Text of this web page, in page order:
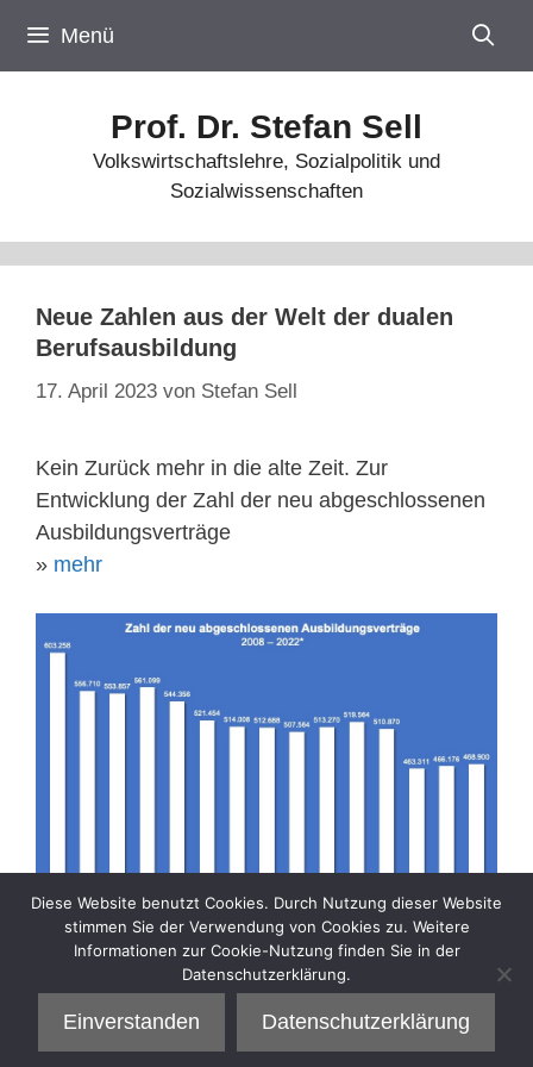
Inhalt
springen
Menü
Prof. Dr. Stefan Sell
Volkswirtschaftslehre, Sozialpolitik und
Sozialwissenschaften
Neue Zahlen aus der Welt der dualen
Berufsausbildung
17. April 2023 von Stefan Sell
Kein Zurück mehr in die alte Zeit. Zur
Entwicklung der Zahl der neu abgeschlossenen
Ausbildungsverträge
» mehr
Kategorien
Aktuelle Sozialpolitik
Diese Website benutzt Cookies. Durch Nutzung dieser Website
stimmen Sie der Verwendung von Cookies zu. Weitere
Informationen zur Cookie-Nutzung finden Sie in der
Datenschutzerklärung.
Einverstanden Datenschutzerklärung